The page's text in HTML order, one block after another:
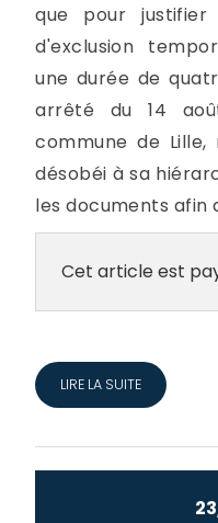
que pour justifier
d'exclusion
une durée de
arrêté du 14
commune de Lille,
désobéi à sa
les documents afin
Cet article est
LIRE LA SUITE